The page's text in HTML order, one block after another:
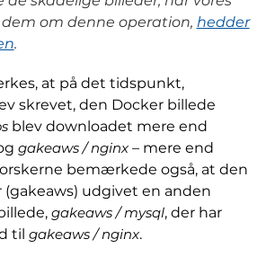
om denne operation, hedder
.
at på det tidspunkt,
skrevet, den Docker billede
blev downloadet mere end
gakeaws / nginx– mere end
bemærkede også, at den
udgivet en anden
gakeaws / mysql, der har
til gakeaws / nginx.